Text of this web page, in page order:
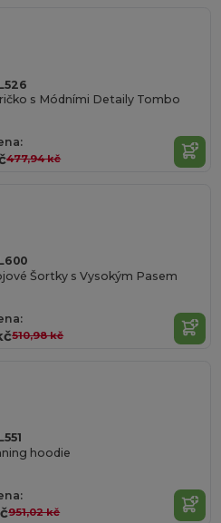
s Módními Detaily Tombo
477,94 kč
Šortky s Vysokým Pasem
510,98 kč
hoodie
951,02 kč